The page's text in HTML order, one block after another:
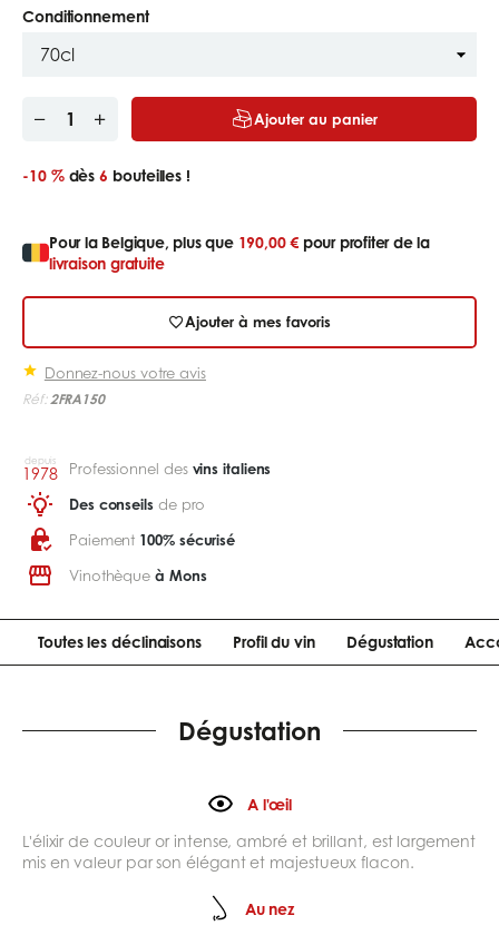
Conditionnement
Ajouter au panier
-10 % dès6 bouteilles !
Pour la Belgique, plus que 190,00 € pour profiter de la
livraison gratuite
Ajouter à mes favoris
Donnez-nous votre avis
Réf: 2FRA150
depuis
1978 Professionnel des vins italiens
Des conseils de pro
Paiement 100% sécurisé
Vinothèqueà Mons
Toutes les déclinaisons Profil du vin Dégustation
Dégustation
A l'œil
L'élixir de couleur or intense, ambré et brillant, est largement
mis en valeur par son élégant et majestueux flacon.
Au nez